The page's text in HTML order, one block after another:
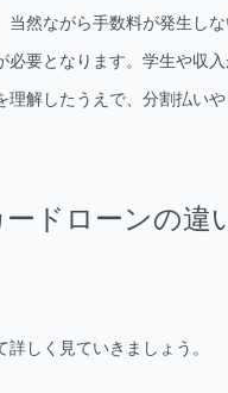
然ながら手数料が発生し
要となります。学生や収
解したうえで、分割払い
ドローンの違
しく見ていきましょう。